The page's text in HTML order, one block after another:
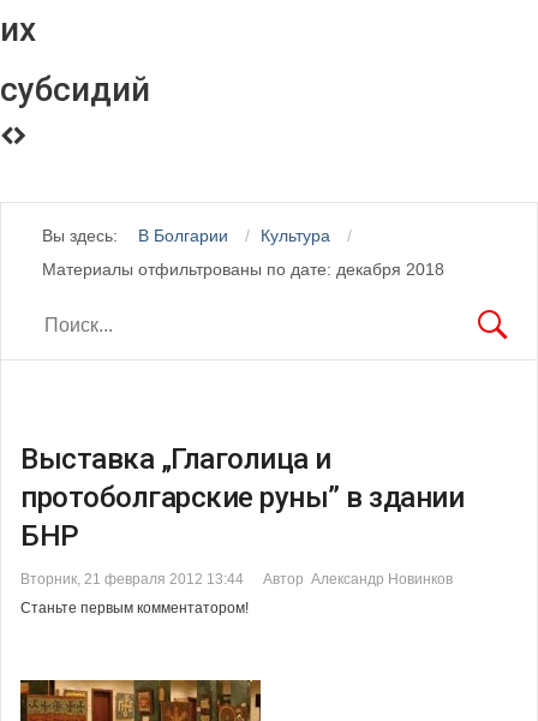
их
субсидий
Вы здесь: В Болгарии
Культура
Материалы отфильтрованы по дате: декабря 2018
Выставка „Глаголица и
протоболгарские руны” в здании
БНР
Вторник, 21 февраля 2012 13:44
Автор Александр Новинков
Станьте первым комментатором!